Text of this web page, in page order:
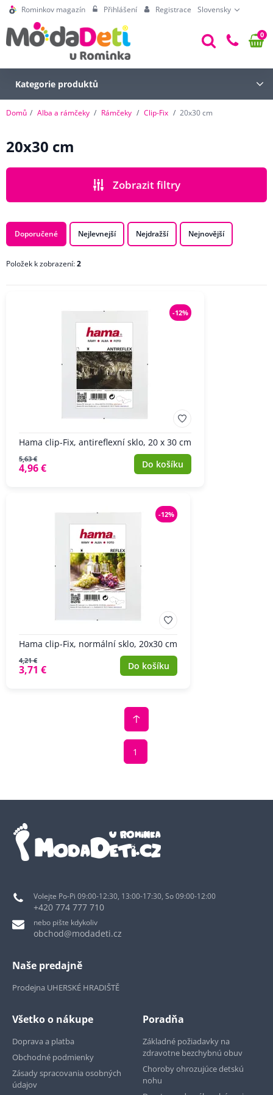
Rominkov magazín Přihlášení Registrace Slovensky
0
Kategorie produktů
Domů Alba a rámčeky Rámčeky Clip-Fix 20x30 cm
20x30 cm
Zobrazit filtry
CENA
ZNAČKA
Doporučené Nejlevnejší Nejdražší Nejnovější
Položek k zobrazení:2
-12%
Hama clip-Fix, antireflexní sklo, 20 x 30 cm
5,63 €
4,96 € Do košíku
-12%
Hama clip-Fix, normální sklo, 20x30 cm
4,21 €
3,71 € Do košíku
1
Volejte Po-Pi 09:00-12:30, 13:00-17:30, So 09:00-12:00
+420 774 777 710
nebo pište kdykoliv
obchod@modadeti.cz
Naše predajně
Prodejna UHERSKÉ HRADIŠTĚ
Všetko o nákupe
Doprava a platba
Obchodné podmienky
Zásady spracovania osobných
údajov
Poradňa
Základné požiadavky na
zdravotne bezchybnú obuv
Choroby ohrozujúce detskú
nohu